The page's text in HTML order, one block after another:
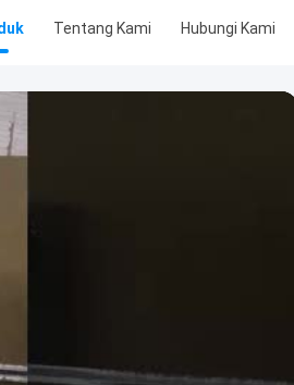
Tentang Kami Hubungi Kami